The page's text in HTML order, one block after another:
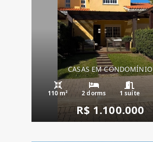
CASAS EM CONDOMÍNIO
110 m² 2 dorms 1 suíte
R$ 1.100.000